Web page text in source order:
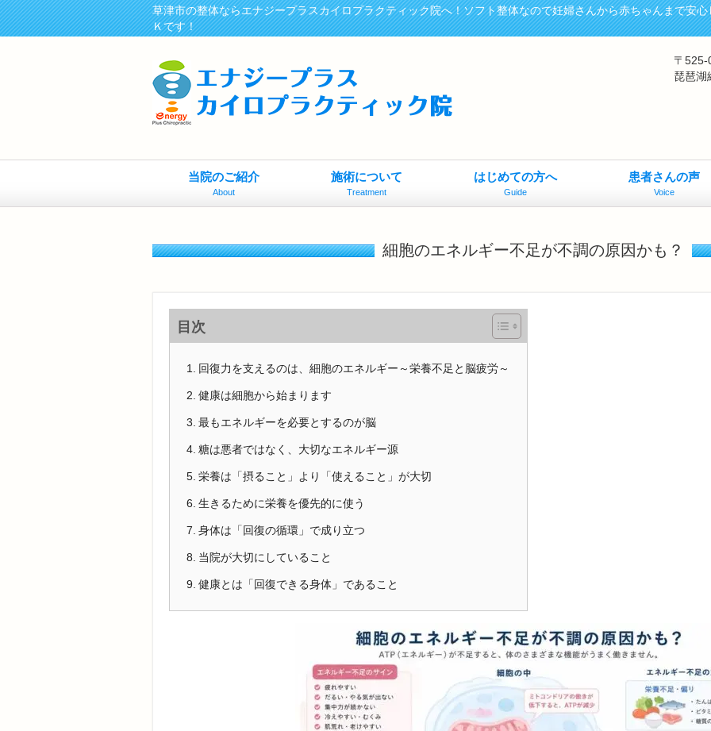
草津市の整体ならエナジープラスカイロプラクティック院へ！ソフト整体なので妊婦さんから赤ちゃんまで安
Ｋです！
〒525-
琵琶
当院のご紹介
About
施術について
Treatment
はじめての方へ
Guide
患者さんの声
Voice
細胞のエネルギー不足が不調の原因かも？
目次
回復力を支えるのは、細胞のエネルギー～栄養不足と脳疲労～
健康は細胞から始まります
最もエネルギーを必要とするのが脳
糖は悪者ではなく、大切なエネルギー源
栄養は「摂ること」より「使えること」が大切
生きるために栄養を優先的に使う
身体は「回復の循環」で成り立つ
当院が大切にしていること
健康とは「回復できる身体」であること